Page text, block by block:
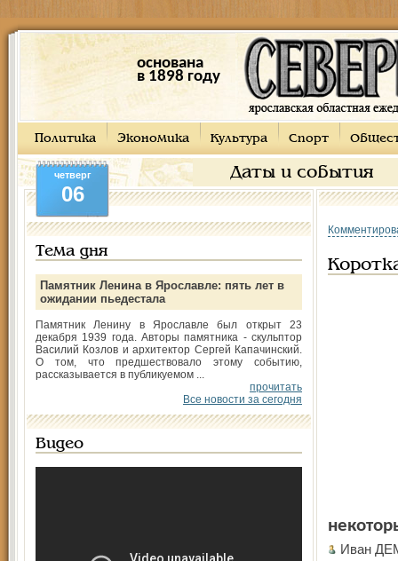
основана
в 1898 году
Политика Экономика Культура Спорт
Даты и события
четверг
06
Тема дня
Памятник Ленина в Ярославле: пять лет в
ожидании пьедестала
Памятник Ленину в Ярославле был открыт 23
декабря 1939 года. Авторы памятника - скульптор
Василий Козлов и архитектор Сергей Капачинский.
О том, что предшествовало этому событию,
рассказывается в публикуемом ...
прочитать
Все новости за сегодня
Видео
Иван